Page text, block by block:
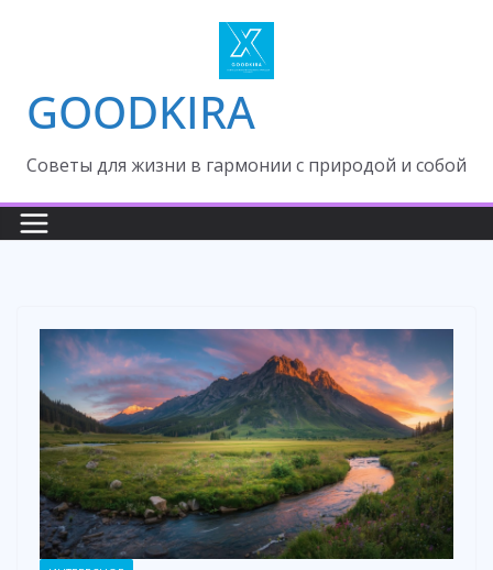
GOODKIRA
Cоветы для жизни в гармонии с природой и собой